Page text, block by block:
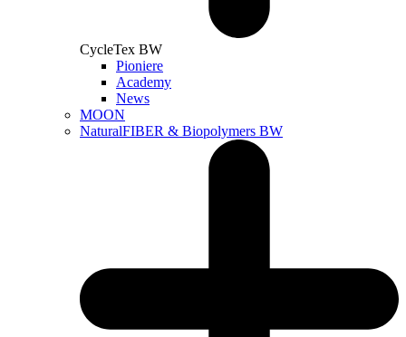
CycleTex BW
Pioniere
Academy
News
MOON
NaturalFIBER & Biopolymers BW